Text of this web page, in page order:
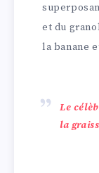
et du
la banane
Le
la